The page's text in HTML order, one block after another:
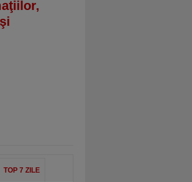
TOP 7 ZILE